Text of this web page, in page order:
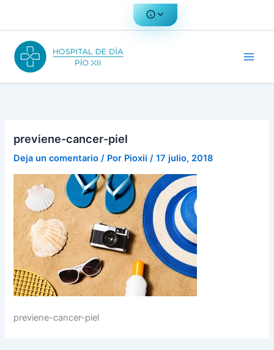
previene-cancer-piel
Deja un comentario / Por Pioxii/17 julio, 2018
previene-cancer-piel